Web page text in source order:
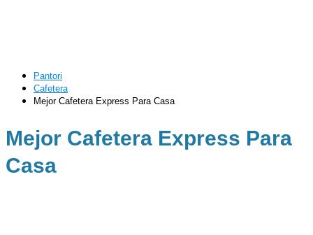
Pantori
Cafetera
Mejor Cafetera Express Para Casa
Mejor Cafetera Express Para
Casa